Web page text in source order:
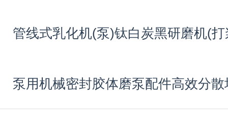
管线式乳化机(泵)钛白炭黑研磨机(打
泵用机械密封胶体磨泵配件高效分